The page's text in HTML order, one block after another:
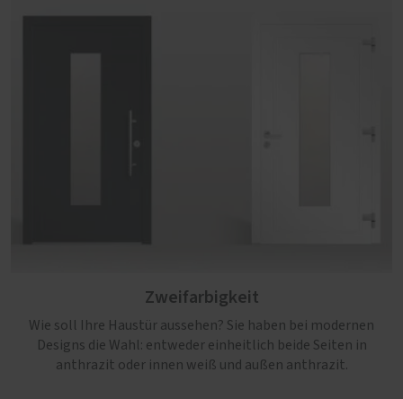
Zweifarbigkeit
Wie soll Ihre Haustür aussehen? Sie haben bei modernen
Designs die Wahl: entweder einheitlich beide Seiten in
anthrazit oder innen weiß und außen anthrazit.